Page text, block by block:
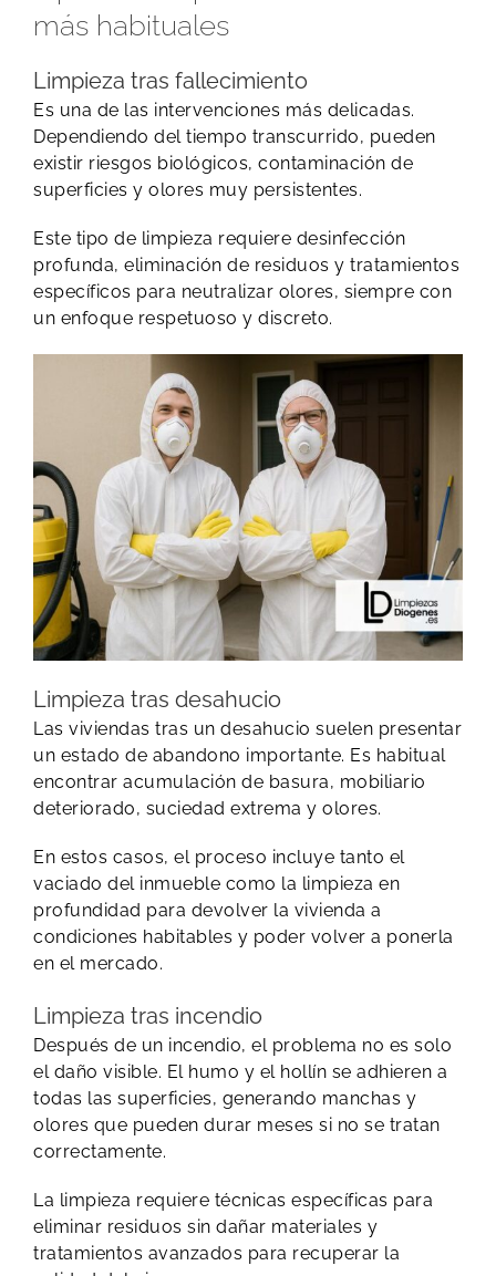
más habituales
Limpieza tras fallecimiento
Es una de las intervenciones más delicadas.
Dependiendo del tiempo transcurrido, pueden
existir riesgos biológicos, contaminación de
superficies y olores muy persistentes.
Este tipo de limpieza requiere desinfección
profunda, eliminación de residuos y tratamientos
específicos para neutralizar olores, siempre con
un enfoque respetuoso y discreto.
Limpieza tras desahucio
Las viviendas tras un desahucio suelen presentar
un estado de abandono importante. Es habitual
encontrar acumulación de basura, mobiliario
deteriorado, suciedad extrema y olores.
En estos casos, el proceso incluye tanto el
vaciado del inmueble como la limpieza en
profundidad para devolver la vivienda a
condiciones habitables y poder volver a ponerla
en el mercado.
Limpieza tras incendio
Después de un incendio, el problema no es solo
el daño visible. El humo y el hollín se adhieren a
todas las superficies, generando manchas y
olores que pueden durar meses si no se tratan
correctamente.
La limpieza requiere técnicas específicas para
eliminar residuos sin dañar materiales y
tratamientos avanzados para recuperar la